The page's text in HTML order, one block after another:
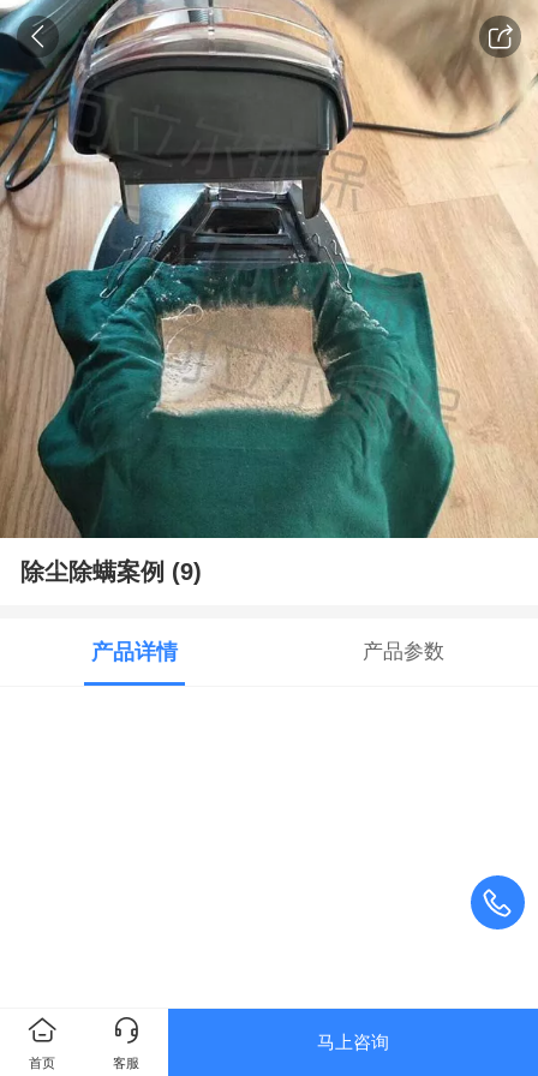
除尘除螨案例 (9)
产品详情 产品参数
首页 客服
马上咨询